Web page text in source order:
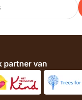
partner van